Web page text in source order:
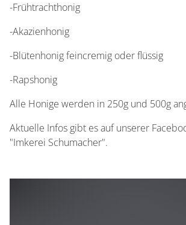
-Frühtrachthonig
-Akazienhonig
-Blütenhonig feincremig oder flüssig
-Rapshonig
Alle Honige werden in 250g und 500g
Aktuelle Infos gibt es auf unserer
"Imkerei Schumacher".